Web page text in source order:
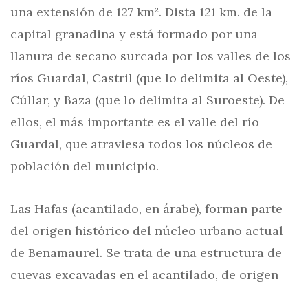
una extensión de 127 km². Dista 121 km. de la
capital granadina y está formado por una
llanura de secano surcada por los valles de los
ríos Guardal, Castril (que lo delimita al Oeste),
Cúllar, y Baza (que lo delimita al Suroeste). De
ellos, el más importante es el valle del río
Guardal, que atraviesa todos los núcleos de
población del municipio.
Las Hafas (acantilado, en árabe), forman parte
del origen histórico del núcleo urbano actual
de Benamaurel. Se trata de una estructura de
cuevas excavadas en el acantilado, de origen